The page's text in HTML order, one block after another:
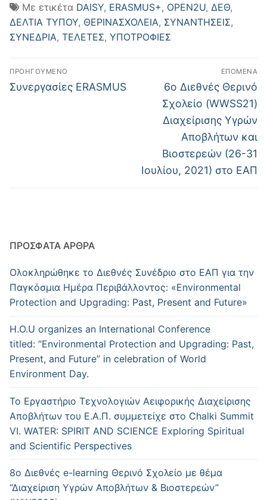
Με ετικέτα DAISY, ERASMUS+, OPEN2U, ΔΕΘ,
ΔΕΛΤΙΑ ΤΥΠΟΥ, ΘΕΡΙΝΑΣΧΟΛΕΙΑ, ΣΥΝΑΝΤΗΣΕΙΣ,
ΣΥΝΕΔΡΙΑ, ΤΕΛΕΤΕΣ, ΥΠΟΤΡΟΦΙΕΣ
ΠΡΟΗΓΟΎΜΕΝΟ
Συνεργασίες ERASMUS
ΕΠΌΜΕΝΑ
6ο Διεθνές Θερινό
Σχολείο (WWSS21)
Διαχείρισης Υγρών
Αποβλήτων και
Βιοστερεών (26-31
Ιουλίου, 2021) στο ΕΑΠ
ΠΡΌΣΦΑΤΑ ΆΡΘΡΑ
Ολοκληρώθηκε το Διεθνές Συνέδριο στο ΕΑΠ για την
Παγκόσμια Ημέρα Περιβάλλοντος: «Environmental
Protection and Upgrading: Past, Present and Future»
H.O.U organizes an International Conference
titled: “Environmental Protection and Upgrading: Past,
Present, and Future” in celebration of World
Environment Day.
Το Εργαστήριο Τεχνολογιών Αειφορικής Διαχείρισης
Αποβλήτων του Ε.Α.Π. συμμετείχε στο Chalki Summit
VI. WATER: SPIRIT AND SCIENCE Exploring Spiritual
and Scientific Perspectives
8ο Διεθνές e-learning Θερινό Σχολείο με θέμα
“Διαχείριση Υγρών Αποβλήτων & Βιοστερεών”